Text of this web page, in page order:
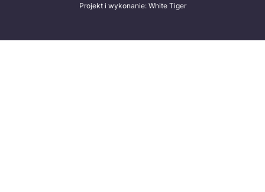
Projekt i wykonanie: White Tiger